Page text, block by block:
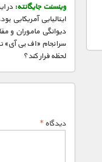
وینسنت جایگانته: در
ایتالیایی آمریکایی
دیوانگی ماموران و
سرانجام «اف بی آی»
لحظه فرار کند؟
دیدگاه*